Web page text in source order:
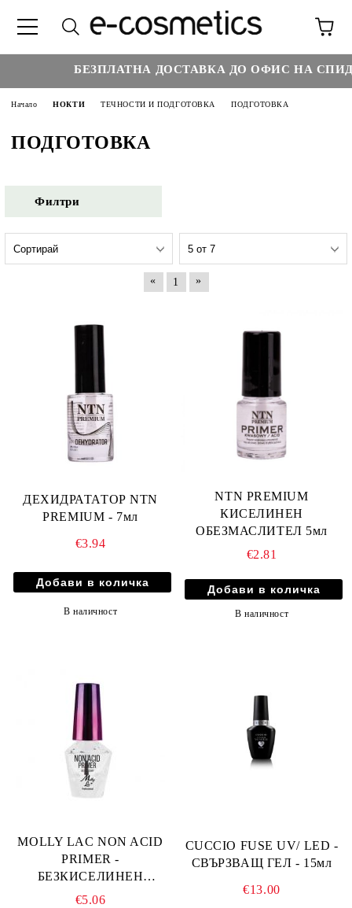
БЕЗПЛАТНА ДОСТАВКА ДО ОФИС НА
Начало НОКТИ ТЕЧНОСТИ И ПОДГОТОВКА ПОДГОТОВКА
ПОДГОТОВКА
Филтри
« 1 »
ДЕХИДРАТАТОР NTN
PREMIUM - 7мл
€3.94
В наличност
NTN PREMIUM
КИСЕЛИНЕН
ОБЕЗМАСЛИТЕЛ 5мл
€2.81
В наличност
MOLLY LAC NON ACID
PRIMER -
БЕЗКИСЕЛИНЕН
ОБЕЗМАСЛИТЕЛ 10мл
€5.06
CUCCIO FUSE UV/ LED -
СВЪРЗВАЩ ГЕЛ - 15мл
€13.00